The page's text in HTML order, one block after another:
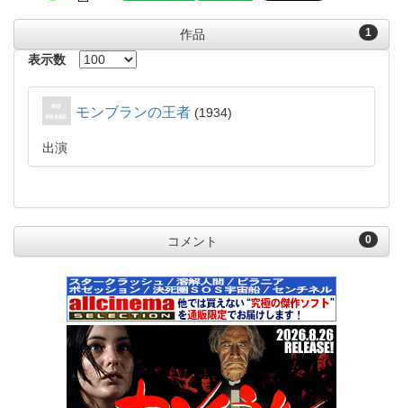
1
作品
表示数
モンブランの王者 1934
出演
0
コメント